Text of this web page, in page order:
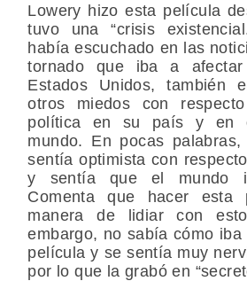
Lowery hizo esta película
tuvo una “crisis
había escuchado en las
tornado que iba a
Estados Unidos, también
otros miedos con
política en su país y en
mundo. En pocas
sentía optimista con
y sentía que el mundo
Comenta que hacer esta
manera de lidiar con
embargo, no sabía cómo
película y se sentía muy
por lo que la grabó en